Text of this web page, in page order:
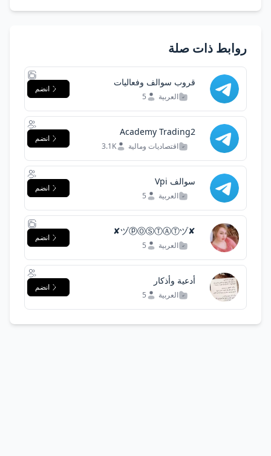
روابط ذات صلة
قروب سوالف وفعاليات
العربية 5
انضم
Academy Trading2
اقتصاديات ومالية 3.1K
انضم
سوالف Vpi
العربية 5
انضم
✘ヅⓟⓄⓈⓉⒶⓉヅ✘
العربية 5
انضم
أدعية وأذكار
العربية 5
انضم